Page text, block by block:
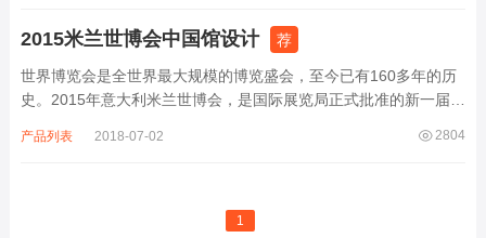
2015米兰世博会中国馆设计 荐
世界博览会是全世界最大规模的博览盛会，至今已有160多年的历
史。2015年意大利米兰世博会，是国际展览局正式批准的新一届A
括中国在内的150多个国家和国际组织将参加本次博览会，会期
2804
产品列表 2018-07-02
1